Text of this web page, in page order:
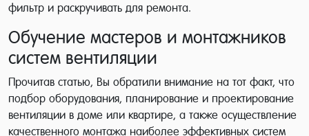
фильтр и раскручивать для ремонта.
Обучение мастеров и монтажников
систем вентиляции
Прочитав статью, Вы обратили внимание на тот факт, что
подбор оборудования, планирование и проектирование
вентиляции в доме или квартире, а также осуществление
качественного монтажа наиболее эффективных систем